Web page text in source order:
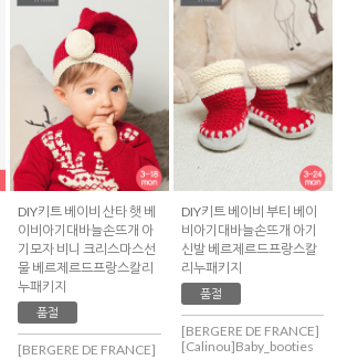
DIY키트 베이비 산타 햇 베
이비아기대바늘손뜨개 아
기모자 비니 크리스마스선
물 베르제르드프랑스칼리
누패키지
품절
[BERGERE DE FRANCE]
DIY키트 베이비 부티 베이
비아기대바늘손뜨개 아기
신발 베르제르드프랑스칼
리누패키지
품절
[BERGERE DE FRANCE]
[Calinou]Baby_booties